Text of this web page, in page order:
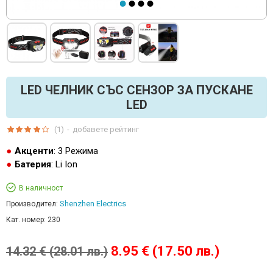
LED ЧЕЛНИК СЪС СЕНЗОР ЗА ПУСКАНЕ
LED
Акценти: 3 Режима
Батерия: Li Ion
В наличност
Производител: Shenzhen Electrics
Кат. номер: 230
(1) - добавете рейтинг
8.95 € (17.50 лв.)
14.32 € (28.01 лв.)